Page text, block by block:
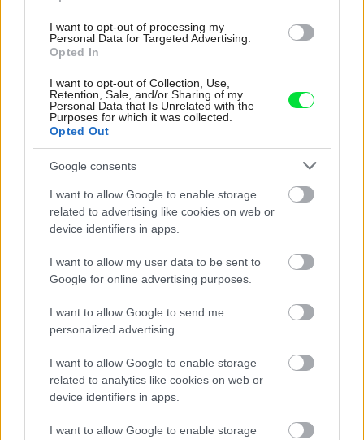
I want to opt-out of processing my
Personal Data for Targeted Advertising.
Opted In
I want to opt-out of Collection, Use,
Retention, Sale, and/or Sharing of my
Personal Data that Is Unrelated with the
Purposes for which it was collected.
Opted Out
Google consents
I want to allow Google to enable storage
related to advertising like cookies on web or
device identifiers in apps.
I want to allow my user data to be sent to
Google for online advertising purposes.
I want to allow Google to send me
personalized advertising.
I want to allow Google to enable storage
related to analytics like cookies on web or
device identifiers in apps.
I want to allow Google to enable storage
Pridajte túto surovinu do prania, obliečky
budú hladšie a pevnejšie. Starý trik z
hotelov poznali už naše babičky